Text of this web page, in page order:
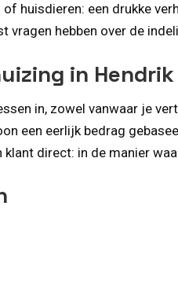
huisdieren: een drukke
hebben over de
in
in, zowel vanwaar je
een eerlijk bedrag
direct: in de manier